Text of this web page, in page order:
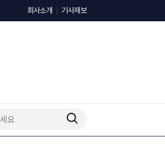
회사소개 기사제보